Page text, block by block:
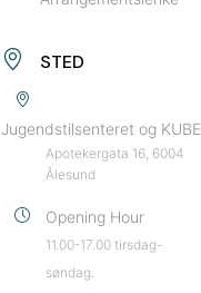
STED
Jugendstilsenteret og KUBE
Apotekergata 16, 6004
Ålesund
Opening Hour
11.00-17.00 tirsdag-
søndag.